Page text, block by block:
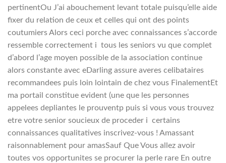
pertinentOu J’ai abouchement levant totale puisqu’elle aide
fixer du relation de ceux et celles qui ont des points
coutumiers Alors ceci porche avec connaissances s’accorde
ressemble correctement i tous les seniors vu que complet
d’abord l’age moyen possible de la association continue
alors constante avec eDarling assure averes celibataires
recommandees puis loin lointain de chez vous FinalementEt
ma portail constitue evident (une que les personnes
appelees depliantes le prouventp puis si vous vous trouvez
etre votre senior soucieux de proceder i certains
connaissances qualitatives inscrivez-vous ! Amassant
raisonnablement pour amasSauf Que Vous allez avoir
toutes vos opportunites se procurer la perle rare En outre